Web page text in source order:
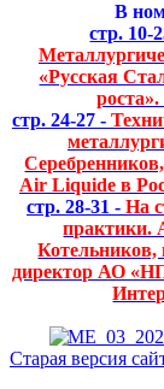
В
стр. 10-
«Русская
стр. 24-27 -
Air Liquide в
стр. 28-31 - На
практики.
Котельников,
директор АО
Старая версия